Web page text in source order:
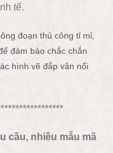
tế.
đoạn thủ công tỉ mỉ,
đảm bảo chắc chắn
hình vẽ đắp vân nổi
cầu, nhiều mẫu mã